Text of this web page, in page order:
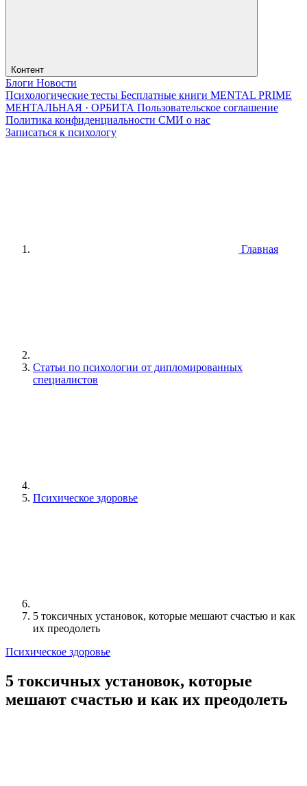
Контент
Блоги Новости
Психологические тесты Бесплатные книги MENTAL PRIME
МЕНТАЛЬНАЯ · ОРБИТА Пользовательское соглашение
Политика конфиденциальности СМИ о нас
Записаться к психологу
Главная
Статьи по психологии от дипломированных
специалистов
Психическое здоровье
5 токсичных установок, которые мешают счастью и как
их преодолеть
Психическое здоровье
5 токсичных установок, которые
мешают счастью и как их преодолеть